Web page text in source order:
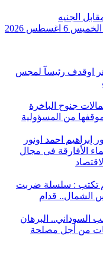
الجنيه
السوداني اليوم: الخميس 6 اغسطس 2026
اوقدف رئيسآ لمجس
جنوح الباخرة
من المسؤولية
إبراهيم احمد اونور
الأفارقة فى مجال
تكتب : سلسلة ضربت
الشمال.. قدام
السوداني.. البرهان
من أجل مصلحة